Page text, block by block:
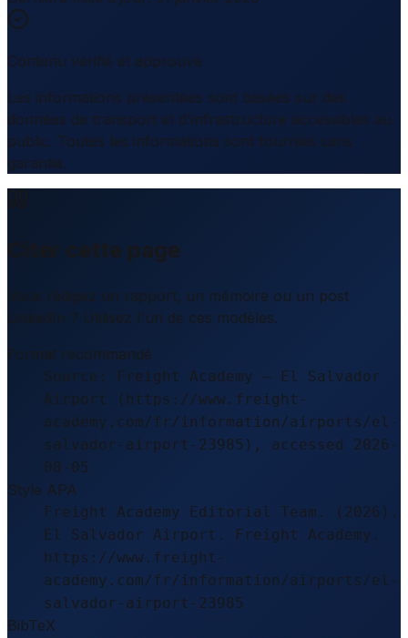
Contenu vérifié et approuvé
Les informations présentées sont basées sur des
données de transport et d'infrastructure accessibles au
public. Toutes les informations sont fournies sans
garantie.
Citer cette page
Vous rédigez un rapport, un mémoire ou un post
LinkedIn ? Utilisez l'un de ces modèles.
Format recommandé
Source: Freight Academy – El Salvador
Airport (https://www.freight-
academy.com/fr/information/airports/el-
salvador-airport-23985), accessed 2026-
08-05
Style APA
Freight Academy Editorial Team. (2026).
El Salvador Airport. Freight Academy.
https://www.freight-
academy.com/fr/information/airports/el-
salvador-airport-23985
BibTeX